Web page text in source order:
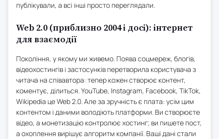
публікували, а всі інші просто переглядали.
Web 2.0 (приблизно 2004 і досі): інтернет
для взаємодії
Покоління, у якому ми живемо. Поява соцмереж, блогів,
відеохостингів і застосунків перетворила користувача з
читача на співавтора: тепер кожен створює контент,
коментує, ділиться. YouTube, Instagram, Facebook, TikTok,
Wikipedia це Web 2.0. Але за зручність є плата: усім цим
контентом і даними володіють платформи. Ви створюєте
відео, а монетизацію контролює хостинг; ви пишете пост,
а охоплення вирішує алгоритм компанії. Ваші дані стали